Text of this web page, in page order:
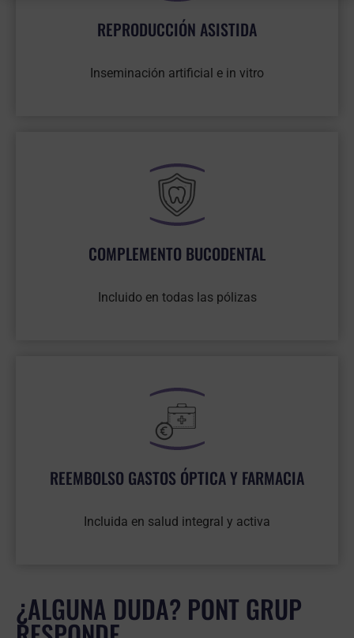
REPRODUCCIÓN ASISTIDA
Inseminación artificial e in vitro
COMPLEMENTO BUCODENTAL
Incluido en todas las pólizas
REEMBOLSO GASTOS ÓPTICA Y FARMACIA
Incluida en salud integral y activa
¿ALGUNA DUDA? PONT GRUP